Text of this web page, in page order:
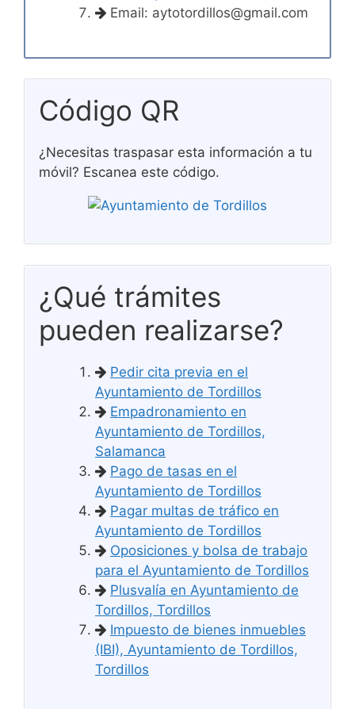
Email: aytotordillos@gmail.com
Código QR
¿Necesitas traspasar esta información a tu
móvil? Escanea este código.
¿Qué trámites
pueden realizarse?
Pedir cita previa en el
Ayuntamiento de Tordillos
Empadronamiento en
Ayuntamiento de Tordillos,
Salamanca
Pago de tasas en el
Ayuntamiento de Tordillos
Pagar multas de tráfico en
Ayuntamiento de Tordillos
Oposiciones y bolsa de trabajo
para el Ayuntamiento de Tordillos
Plusvalía en Ayuntamiento de
Tordillos, Tordillos
Impuesto de bienes inmuebles
(IBI), Ayuntamiento de Tordillos,
Tordillos